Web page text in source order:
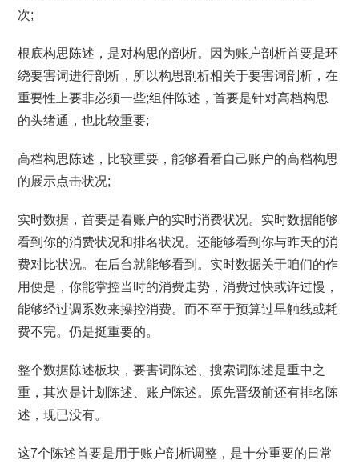
次;
根底构思陈述，是对构思的剖析。因为账户剖析首要是环
绕要害词进行剖析，所以构思剖析相关于要害词剖析，在
重要性上要非必须一些;组件陈述，首要是针对高档构思
的头绪通，也比较重要;
高档构思陈述，比较重要，能够看看自己账户的高档构思
的展示点击状况;
实时数据，首要是看账户的实时消费状况。实时数据能够
看到你的消费状况和排名状况。还能够看到你与昨天的消
费对比状况。在后台就能够看到。实时数据关于咱们的作
用便是，你能掌控当时的消费走势，消费过快或许过慢，
能够经过调系数来操控消费。而不至于预算过早触线或耗
费不完。仍是挺重要的。
整个数据陈述板块，要害词陈述、搜索词陈述是重中之
重，其次是计划陈述、账户陈述。原先晋级前还有排名陈
述，现已没有。
这7个陈述首要是用于账户剖析调整，是十分重要的日常